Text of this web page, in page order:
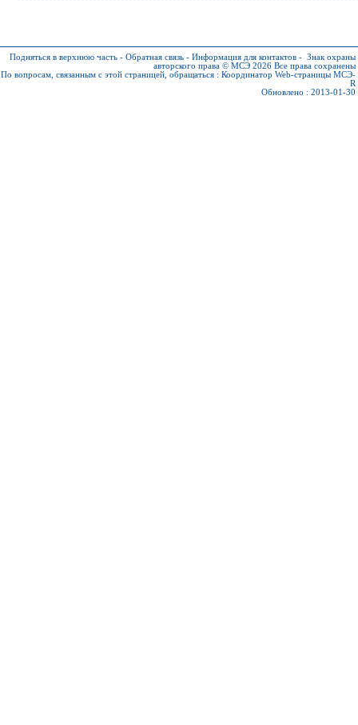
Подняться в верхнюю часть - Обратная связь - Информация для контактов - Знак охраны
авторского права © МСЭ 2026 Все права сохранены
По вопросам, связанным с этой страницей, обращаться : Координатор Web-страницы МСЭ-
R
Обновлено : 2013-01-30